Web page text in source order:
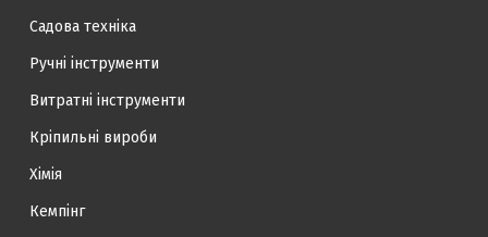
Садова техніка
Ручні інструменти
Витратні інструменти
Кріпильні вироби
Хімія
Кемпінг